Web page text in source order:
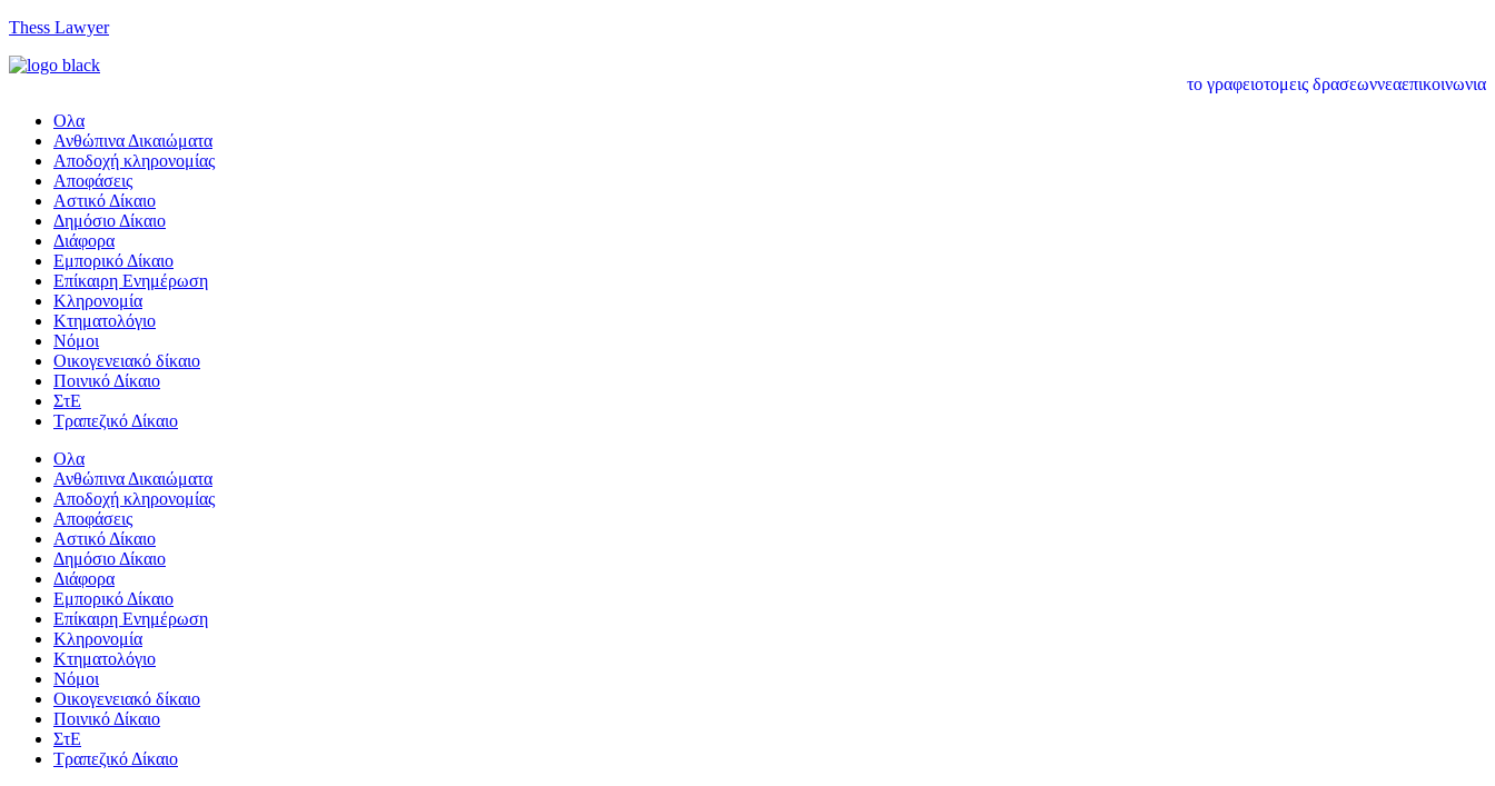
Thess Lawyer
το γραφειοτομεις δρασεωννεαεπικοινωνια
Ολα
Ανθώπινα Δικαιώματα
Aποδοχή κληρονομίας
Αποφάσεις
Αστικό Δίκαιο
Δημόσιο Δίκαιο
Διάφορα
Εμπορικό Δίκαιο
Επίκαιρη Ενημέρωση
Kληρονομία
Κτηματολόγιο
Νόμοι
Οικογενειακό δίκαιο
Ποινικό Δίκαιο
ΣτΕ
Τραπεζικό Δίκαιο
Ολα
Ανθώπινα Δικαιώματα
Aποδοχή κληρονομίας
Αποφάσεις
Αστικό Δίκαιο
Δημόσιο Δίκαιο
Διάφορα
Εμπορικό Δίκαιο
Επίκαιρη Ενημέρωση
Kληρονομία
Κτηματολόγιο
Νόμοι
Οικογενειακό δίκαιο
Ποινικό Δίκαιο
ΣτΕ
Τραπεζικό Δίκαιο